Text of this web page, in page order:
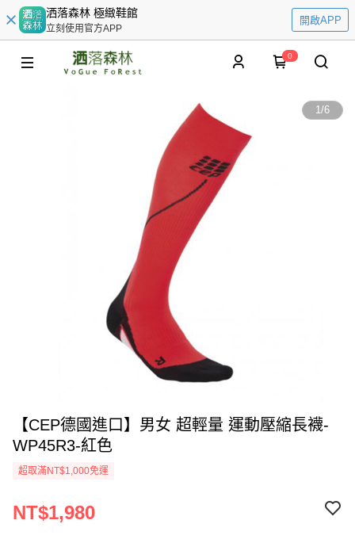
洒落森林 極緻鞋館
立刻使用官方APP
開啟APP
0
1/6
【CEP德國進口】男女 超輕量 運動壓縮長襪-
WP45R3-紅色
超取滿NT$1,000免運
NT$1,980